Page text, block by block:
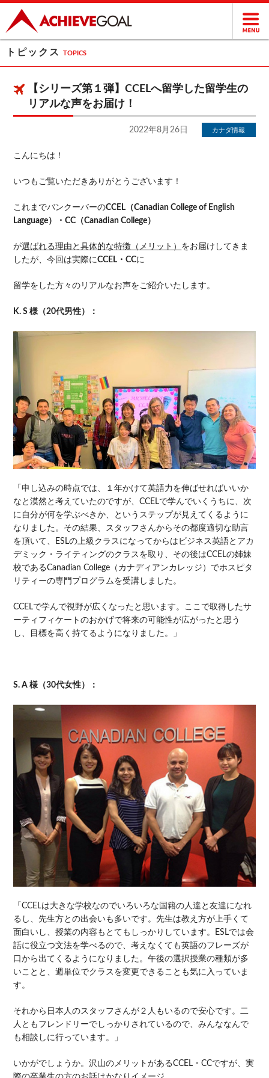
トピックス TOPICS
【シリーズ第１弾】CCELへ留学した留学生の
リアルな声をお届け！
2022年8月26日 カナダ情報
こんにちは！
いつもご覧いただきありがとうございます！
これまでバンクーバーのCCEL（Canadian College of English
Language）・CC（Canadian College）
が選ばれる理由と具体的な特徴（メリット） をお届けしてきま
したが、今回は実際にCCEL・CCに
留学をした方々のリアルなお声をご紹介いたします。
K. S 様（20代男性）：
「申し込みの時点では、１年かけて英語力を伸ばせればいいか
なと漠然と考えていたのですが、CCELで学んでいくうちに、次
に自分が何を学ぶべきか、というステップが見えてくるように
なりました。その結果、スタッフさんからその都度適切な助言
を頂いて、ESLの上級クラスになってからはビジネス英語とアカ
デミック・ライティングのクラスを取り、その後はCCELの姉妹
校であるCanadian College（カナディアンカレッジ）でホスピタ
リティーの専門プログラムを受講しました。
CCELで学んで視野が広くなったと思います。ここで取得したサ
ーティフィケートのおかげで将来の可能性が広がったと思う
し、目標を高く持てるようになりました。」
S. A 様（30代女性）：
「CCELは大きな学校なのでいろいろな国籍の人達と友達になれ
るし、先生方との出会いも多いです。先生は教え方が上手くて
面白いし、授業の内容もとてもしっかりしています。ESLでは会
話に役立つ文法を学べるので、考えなくても英語のフレーズが
口から出てくるようになりました。午後の選択授業の種類が多
いことと、週単位でクラスを変更できることも気に入っていま
す。
それから日本人のスタッフさんが２人もいるので安心です。二
人ともフレンドリーでしっかりされているので、みんななんで
も相談しに行っています。」
いかがでしょうか。沢山のメリットがあるCCEL・CCですが、実